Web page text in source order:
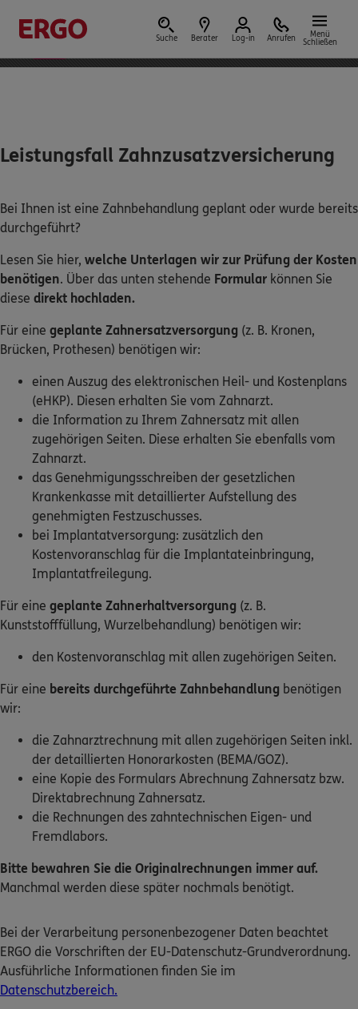
ERGO App
bestens bewertet mit
Installieren
Suche Berater Log-in Anrufen
Menü
Schließen
Reform der privaten Altersvorsorge
Jetzt informieren
Nicht sicher, was Sie benötigen?
Dann lassen Sie sich helfen.
Service
Meine Versicherungen
Sehen Sie auf einen Blick Ihre Versicherungen bei
ERGO, dem ERGO Rechtsschutz und der DKV.
Zum Kundenportal
Schaden- oder Leistungsfall melden
Kontakt
Sehen Sie auf einen Blick Ihre Versicherungen bei
ERGO, dem ERGO Rechtsschutz und der DKV.
Zum Kundenportal
Leistungsfall Zahnzusatzversicherung
Bei Ihnen ist eine Zahnbehandlung geplant oder wurde bereits
durchgeführt?
Lesen Sie hier, welche Unterlagen wir zur Prüfung der Kosten
benötigen. Über das unten stehende Formular können Sie
diese direkt hochladen.
Für eine geplante Zahnersatzversorgung (z. B. Kronen,
Brücken, Prothesen) benötigen wir:
einen Auszug des elektronischen Heil- und Kostenplans
(eHKP). Diesen erhalten Sie vom Zahnarzt.
die Information zu Ihrem Zahnersatz mit allen
zugehörigen Seiten. Diese erhalten Sie ebenfalls vom
Zahnarzt.
das Genehmigungsschreiben der gesetzlichen
Krankenkasse mit detaillierter Aufstellung des
genehmigten Festzuschusses.
bei Implantatversorgung: zusätzlich den
Kostenvoranschlag für die Implantateinbringung,
Implantatfreilegung.
Für eine geplante Zahnerhaltversorgung (z. B.
Kunststofffüllung, Wurzelbehandlung) benötigen wir:
den Kostenvoranschlag mit allen zugehörigen Seiten.
Für eine bereits durchgeführte Zahnbehandlung benötigen
wir:
die Zahnarztrechnung mit allen zugehörigen Seiten inkl.
der detaillierten Honorarkosten (BEMA/GOZ).
eine Kopie des Formulars Abrechnung Zahnersatz bzw.
Direktabrechnung Zahnersatz.
die Rechnungen des zahntechnischen Eigen- und
Fremdlabors.
Bitte bewahren Sie die Originalrechnungen immer auf.
Manchmal werden diese später nochmals benötigt.
Bei der Verarbeitung personenbezogener Daten beachtet
ERGO die Vorschriften der EU-Datenschutz-Grundverordnung.
Ausführliche Informationen finden Sie im
Datenschutzbereich.